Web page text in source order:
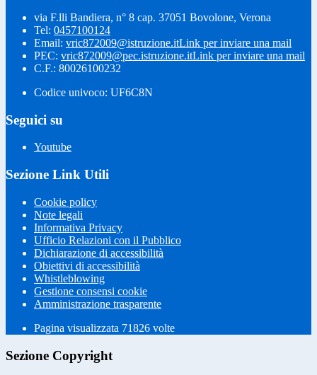
via F.lli Bandiera, n° 8 cap. 37051 Bovolone, Verona
Tel: 0457100124
Email: vric872009@istruzione.itLink per inviare una mail
PEC: vric872009@pec.istruzione.itLink per inviare una mail
C.F.: 80026100232
Codice univoco: UF6C8N
Seguici su
Youtube
Sezione Link Utili
Cookie policy
Note legali
Informativa Privacy
Ufficio Relazioni con il Pubblico
Dichiarazione di accessibilità
Obiettivi di accessibilità
Whistleblowing
Gestione consensi cookie
Amministrazione trasparente
Pagina visualizzata 71826 volte
Sezione Copyright